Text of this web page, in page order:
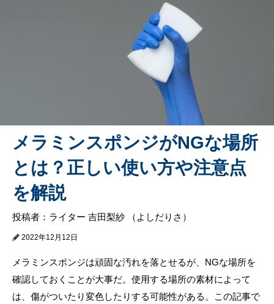
メラミンスポンジがNGな場所
とは？正しい使い方や注意点
を解説
投稿者：ライター 吉田梨紗 （よしだりさ）
2022年12月12日
メラミンスポンジは頑固な汚れを落とせるが、NGな場所を
確認しておくことが大事だ。使用する場所の素材によって
は、傷がついたり変色したりする可能性がある。この記事で